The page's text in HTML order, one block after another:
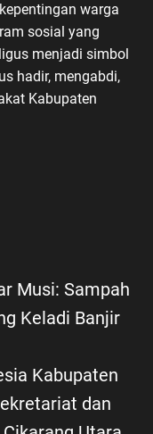
warga
sosial yang
menjadi simbol
hadir, mengabdi,
Kabupaten
Musi: Sampah
Keladi Banjir
Kabupaten
dan